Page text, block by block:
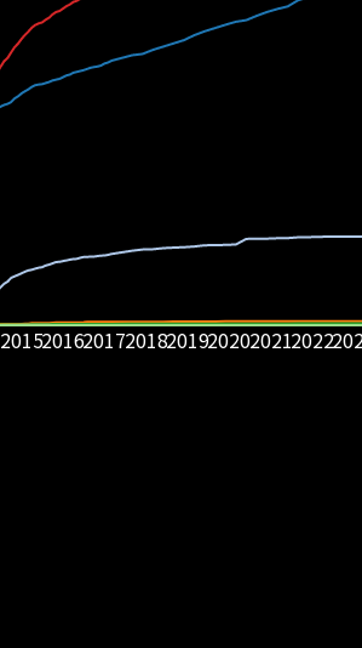
20152016201720182019202020212022